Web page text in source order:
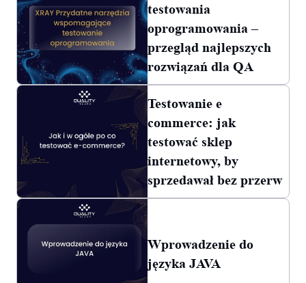
testowania
oprogramowania –
przegląd najlepszych
rozwiązań dla QA
Testowanie e
commerce: jak
testować sklep
internetowy, by
sprzedawał bez przerw
Wprowadzenie do
języka JAVA